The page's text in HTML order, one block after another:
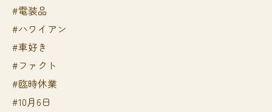
#電装品
#ハワイアン
#車好き
#ファクト
#臨時休業
#10月6日